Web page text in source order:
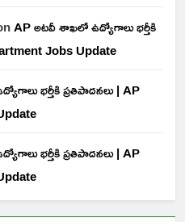
AP అటవీ శాఖలో ఉద్యోగాలు భర్తీకి
Jobs Update
భర్తీకి ప్రతిపాదనలు | AP
భర్తీకి ప్రతిపాదనలు | AP